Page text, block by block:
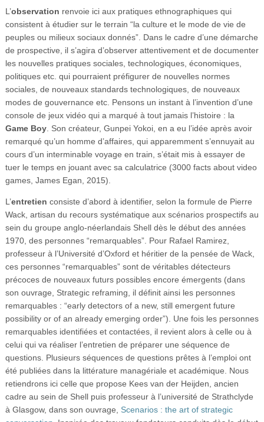
L’observation renvoie ici aux pratiques ethnographiques qui
consistent à étudier sur le terrain “la culture et le mode de vie de
peuples ou milieux sociaux donnés”. Dans le cadre d’une démarche
de prospective, il s’agira d’observer attentivement et de documenter
les nouvelles pratiques sociales, technologiques, économiques,
politiques etc. qui pourraient préfigurer de nouvelles normes
sociales, de nouveaux standards technologiques, de nouveaux
modes de gouvernance etc. Pensons un instant à l’invention d’une
console de jeux vidéo qui a marqué à tout jamais l’histoire : la
Game Boy. Son créateur, Gunpei Yokoi, en a eu l’idée après avoir
remarqué qu’un homme d’affaires, qui apparemment s’ennuyait au
cours d’un interminable voyage en train, s’était mis à essayer de
tuer le temps en jouant avec sa calculatrice (3000 facts about video
games, James Egan, 2015).
L’entretien consiste d’abord à identifier, selon la formule de Pierre
Wack, artisan du recours systématique aux scénarios prospectifs au
sein du groupe anglo-néerlandais Shell dès le début des années
1970, des personnes “remarquables”. Pour Rafael Ramirez,
professeur à l’Université d’Oxford et héritier de la pensée de Wack,
ces personnes “remarquables” sont de véritables détecteurs
précoces de nouveaux futurs possibles encore émergents (dans
son ouvrage, Strategic reframing, il définit ainsi les personnes
remarquables : “early detectors of a new, still emergent future
possibility or of an already emerging order”). Une fois les personnes
remarquables identifiées et contactées, il revient alors à celle ou à
celui qui va réaliser l’entretien de préparer une séquence de
questions. Plusieurs séquences de questions prêtes à l’emploi ont
été publiées dans la littérature managériale et académique. Nous
retiendrons ici celle que propose Kees van der Heijden, ancien
cadre au sein de Shell puis professeur à l’université de Strathclyde
à Glasgow, dans son ouvrage, Scenarios : the art of strategic